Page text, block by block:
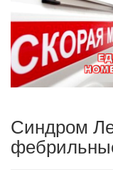
Зарплата врачей в
встрече с
Синдром